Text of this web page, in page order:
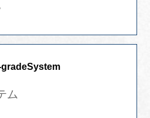
gradeSystem
ム